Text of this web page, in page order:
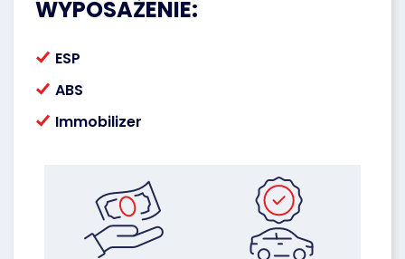
WYPOSAŻENIE:
ESP
ABS
Immobilizer